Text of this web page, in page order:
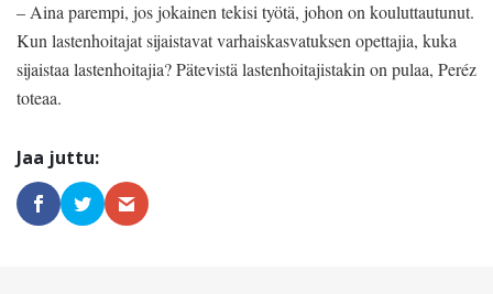
– Aina parempi, jos jokainen tekisi työtä, johon on kouluttautunut.
Kun lastenhoitajat sijaistavat varhaiskasvatuksen opettajia, kuka
sijaistaa lastenhoitajia? Pätevistä lastenhoitajistakin on pulaa, Peréz
toteaa.